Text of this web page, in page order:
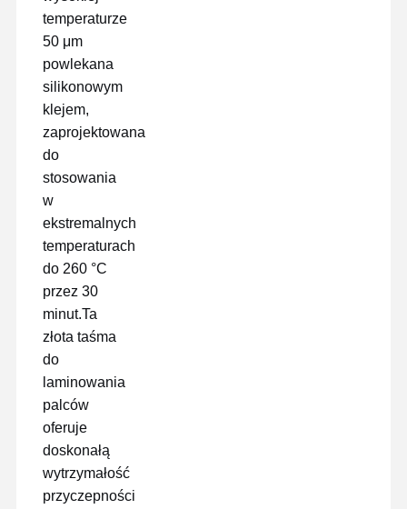
Dom
temperaturze
50 μm
powlekana
silikonowym
klejem,
zaprojektowana
do
stosowania
w
ekstremalnych
temperaturach
do 260 °C
przez 30
minut.Ta
złota taśma
do
laminowania
palców
oferuje
doskonałą
wytrzymałość
przyczepności